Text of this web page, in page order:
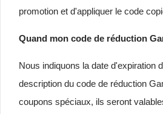
promotion et d'appliquer le code
Quand mon code de réduction
Nous indiquons la date d'expiration
description du code de réduction
coupons spéciaux, ils seront